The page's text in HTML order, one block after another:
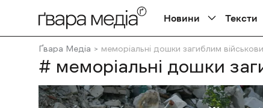
Новини Тексти
Ґвара Медіа меморіальні дошки загиблим
# меморіальні дошки